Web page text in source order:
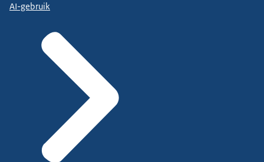
AI-gebruik